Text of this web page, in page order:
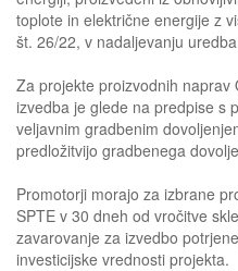
toplote in električne energije z
št. 26/22, v nadaljevanju
Za projekte proizvodnih naprav
izvedba je glede na predpise s
veljavnim gradbenim
predložitvijo gradbenega
Promotorji morajo za izbrane
SPTE v 30 dneh od vročitve
zavarovanje za izvedbo
investicijske vrednosti projekta.